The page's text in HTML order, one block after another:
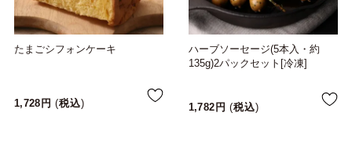
たまごシフォンケーキ
1,728 税込
ハーブソーセージ(5本入・約
135g)2パックセット[冷凍]
1,782 税込